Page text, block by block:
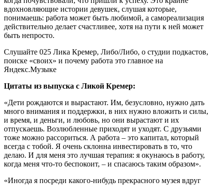
вдохновляющие истории девушек, слушая которые,
понимаешь: работа может быть любимой, а самореализация
действительно делает счастливее, хотя на пути к ней может
быть непросто.
Слушайте 025 Лика Кремер, Либо/Либо, о студии подкастов,
поиске «своих» и почему работа это главное на
Яндекс.Музыке
Цитаты из выпуска с Ликой Кремер:
«Дети рождаются и вырастают. Им, безусловно, нужно дать
много внимания и поддержки, в них нужно вложить и силы,
и время, и деньги, и любовь, но они вырастают и их
отпускаешь. Возлюбленные приходят и уходят. С друзьями
тоже можно рассориться. А работа – это капитал, который
всегда с тобой. Я очень склонна инвестировать в то, что
делаю. И для меня это лучшая терапия: я окунаюсь в работу,
когда меня что-то беспокоит, – и спасаюсь таким образом».
«Иногда я посреди какого-нибудь прекрасного музея вдруг